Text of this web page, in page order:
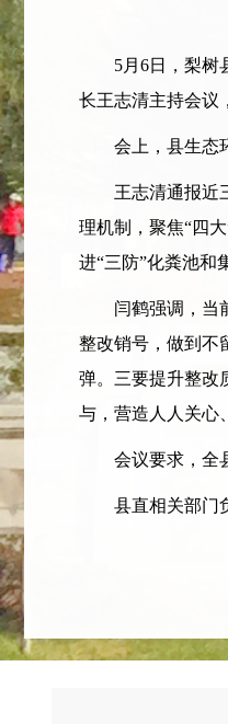
5月6日，梨树县
长王志清主持会议
会上，县生态环
王志清通报近三
理机制，聚焦“四
进“三防”化粪池和
闫鹤强调，当前
整改销号，做到不
弹。三要提升整改
与，营造人人关心
会议要求，全县
县直相关部门负